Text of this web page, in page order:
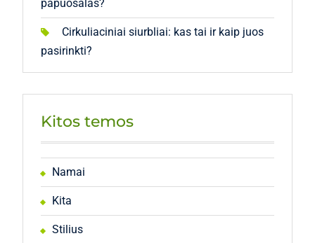
papuošalas?
Cirkuliaciniai siurbliai: kas tai ir kaip juos
pasirinkti?
Kitos temos
Namai
Kita
Stilius